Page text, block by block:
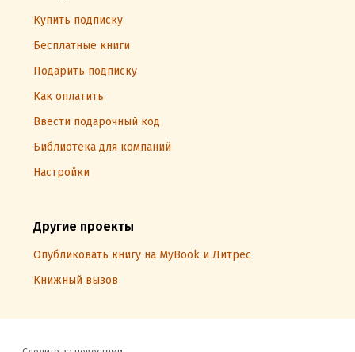
Купить подписку
Бесплатные книги
Подарить подписку
Как оплатить
Ввести подарочный код
Библиотека для компаний
Настройки
Другие проекты
Опубликовать книгу на MyBook и Литрес
Книжный вызов